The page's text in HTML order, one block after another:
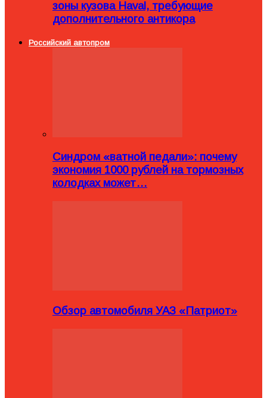
зоны кузова Haval, требующие
дополнительного антикора
Российский автопром
Синдром «ватной педали»: почему
экономия 1000 рублей на тормозных
колодках может…
Обзор автомобиля УАЗ «Патриот»